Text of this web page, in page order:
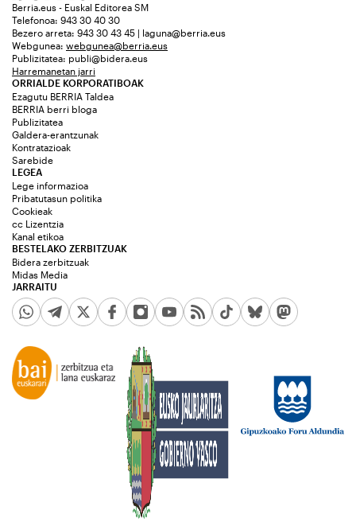
Berria.eus - Euskal Editorea SM
Telefonoa: 943 30 40 30
Bezero arreta: 943 30 43 45 | laguna@berria.eus
Webgunea: webgunea@berria.eus
Publizitatea: publi@bidera.eus
Harremanetan jarri
ORRIALDE KORPORATIBOAK
Ezagutu BERRIA Taldea
BERRIA berri bloga
Publizitatea
Galdera-erantzunak
Kontratazioak
Sarebide
JARRAITU
LEGEA
Lege informazioa
Pribatutasun politika
Cookieak
cc Lizentzia
Kanal etikoa
BESTELAKO ZERBITZUAK
Bidera zerbitzuak
Midas Media